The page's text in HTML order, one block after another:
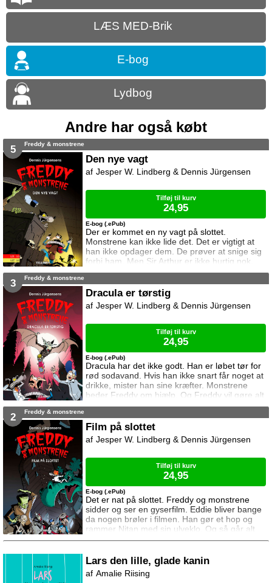
LÆS MED-Brik
E-bog
Lydbog
Andre har også købt
5 Freddy & monstrene
Den nye vagt
Der er kommet en ny vagt på slottet.
Monstrene kan ikke lide det. Det er vigtigt at
han ikke opdager dem. De prøver at snige sig
forbi ham. Men Sir Arthur er ikke hurtig nok.
E-bog (.ePub)
Jesper W. Lindberg & Dennis Jürgensen
Tilføj til kurv
24,95
3 Freddy & monstrene
Dracula er tørstig
Dracula har det ikke godt. Han er løbet tør for
rød sodavand. Hvis han ikke snart får noget at
drikke, mister han sine kræfter. Monstrene
beder Freddy om hjælp. Og Freddy vil gøre alt
hvad han kan for at hjælpe.
E-bog (.ePub)
Jesper W. Lindberg & Dennis Jürgensen
Tilføj til kurv
24,95
2 Freddy & monstrene
Film på slottet
Det er nat på slottet. Freddy og monstrene
sidder og ser en gyserfilm. Eddie bliver bange
da nogen brøler i filmen. Han gør et hop og
rammer Nitan med sin ulveklo. Og så går alt
galt.
E-bog (.ePub)
Jesper W. Lindberg & Dennis Jürgensen
Tilføj til kurv
24,95
Lars den lille, glade kanin
Amalie Riising